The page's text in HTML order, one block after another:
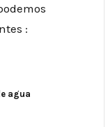
:
agua